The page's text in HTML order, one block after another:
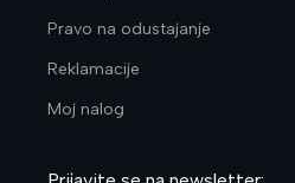
Pravo na odustajanje
Reklamacije
Moj nalog